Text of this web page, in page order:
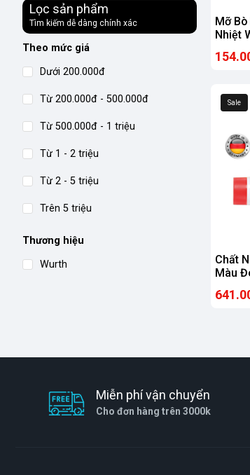
Lọc sản phẩm
Tìm kiếm dễ dàng chính xác
Theo mức giá
Dưới 200.000đ
Từ 200.000đ - 500.000đ
Từ 500.000đ - 1 triệu
Từ 1 - 2 triệu
Từ 2 - 5 triệu
Trên 5 triệu
Thương hiệu
Wurth
Mỡ
Nhiệt
Hãng
Sale
Chất
Màu
hãng)
Miễn phí vận chuyển
Cho đơn hàng trên 3000k